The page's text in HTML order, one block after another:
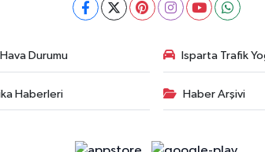
Durumu Isparta Trafik
Haberleri Haber Arşivi